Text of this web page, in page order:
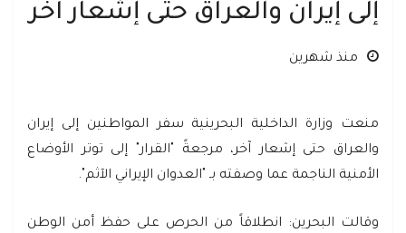
إلى إيران والعراق حتى إشعار آخر
منذ شهرين
منعت وزارة الداخلية البحرينية سفر المواطنين إلى إيران
والعراق حتى إشعار آخر، مرجعةً "القرار" إلى توتر الأوضاع
الأمنية الناجمة عما وصفته بـ "العدوان الإيراني الآثم".
وقالت البحرين: انطلاقاً من الحرص على حفظ أمن الوطن